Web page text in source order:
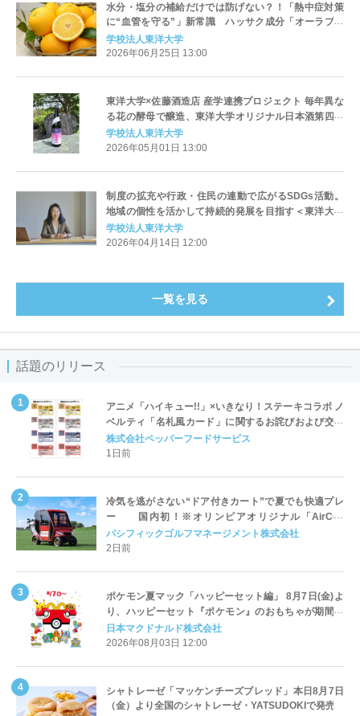
水分・塩分の補給だけでは防げない？！「熱中症対策
に“血管を守る”」新常識 ハッサク成分「オーラプテ
ン」で熱中症対策東洋大学が世界初の発見！
学校法人東洋大学
2026年06月25日 13:00
東洋大学×佐藤酒造店 産学連携プロジェクト 毎年異な
る花の酵母で醸造、東洋大学オリジナル日本酒第四弾
「越生梅林 エスティNo.4」発売開始
学校法人東洋大学
2026年05月01日 13:00
制度の拡充や行政・住民の連動で広がるSDGs活動。
地域の個性を活かして持続的発展を目指す＜東洋大学
SDGs NewsLetter Vol.45＞
学校法人東洋大学
2026年04月14日 12:00
一覧を見る
話題のリリース
アニメ「ハイキュー!!」×いきなり！ステーキコラボ ノ
ベルティ「名札風カード」に関するお詫びおよび交換
対応についてのご案内
株式会社ペッパーフードサービス
1日前
冷気を逃がさない“ドア付きカート”で夏でも快適プレ
ー 国内初！※オリンピアオリジナル「AirCon
Cart（エアコンカート）」導入 | ＰＧＭ
パシフィックゴルフマネージメント株式会社
2日前
ポケモン夏マック「ハッピーセット編」 8月7日(金)よ
り、ハッピーセット『ポケモン』のおもちゃが期間限
定登場
日本マクドナルド株式会社
2026年08月03日 12:00
シャトレーゼ「マッケンチーズブレッド」本日8月7日
（金）より全国のシャトレーゼ・YATSUDOKIで発売